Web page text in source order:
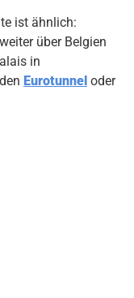
ist ähnlich:
über Belgien
in
Eurotunnel oder